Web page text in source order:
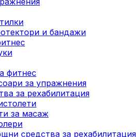
и бандажи
фитнес
за упражнения
за рехабилитация
за масаж
средства за рехабилитация